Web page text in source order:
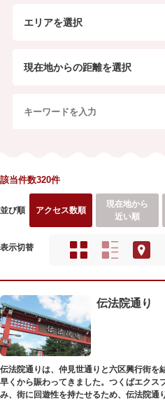
エリアを選択
現在地からの距離を選択
該当件数320件
並び順 アクセス数順
現在地から
近い順
表示切替
伝法院通り
伝法院通りは、仲見世通りと六区興行街を
早くから賑わってきました。つくばエクス
み、街に回遊性を持たせるため、伝法院通